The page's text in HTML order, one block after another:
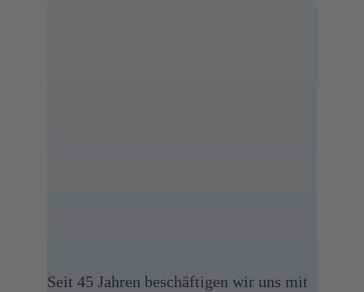
Seit 45 Jahren beschäftigen wir uns mit